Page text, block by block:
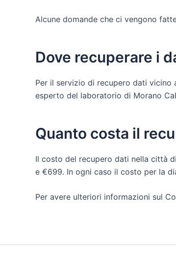
Alcune domande che ci vengono
Dove recuperare i
Per il servizio di recupero dati
esperto del laboratorio di Morano
Quanto costa il
Il costo del recupero dati nella città
e €699. In ogni caso il costo per la
Per avere ulteriori informazioni sul